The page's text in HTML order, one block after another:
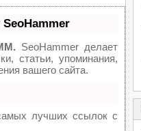
SeoHammer делает
статьи, упоминания,
вашего сайта.
лучших ссылок с